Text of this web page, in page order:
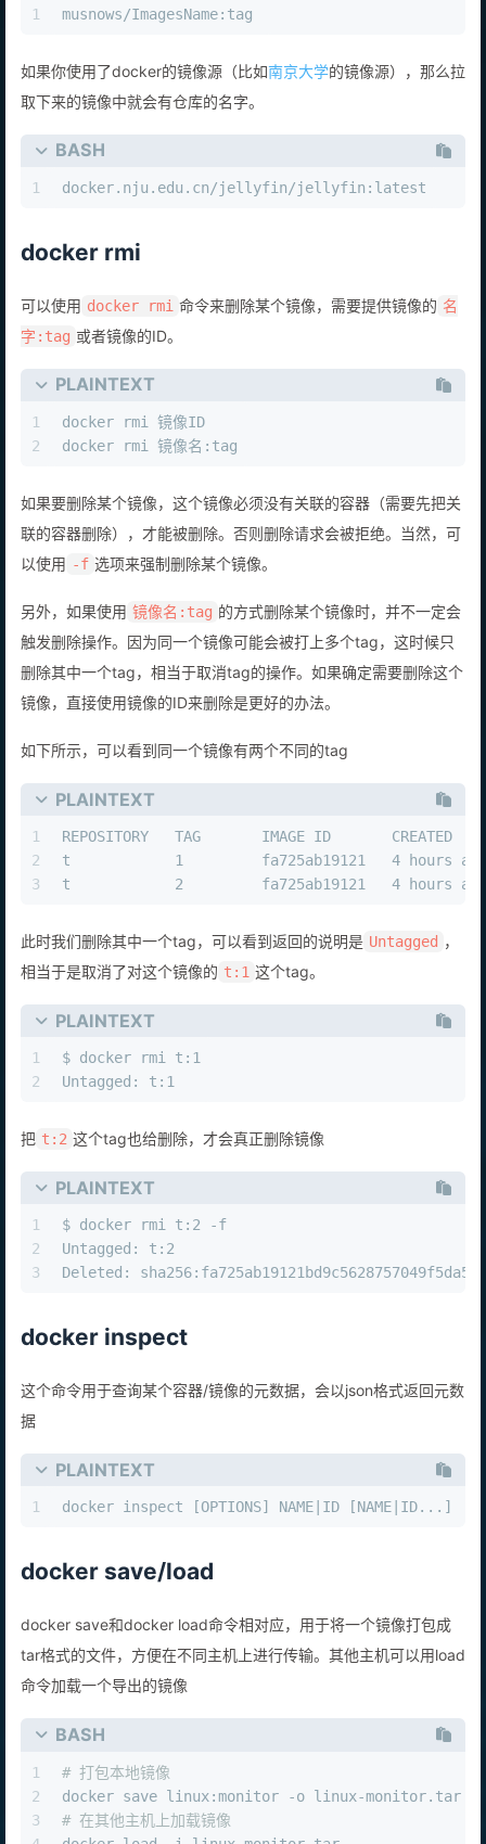
1 musnows/ImagesName:tag
如果你使用了docker的镜像源（比如南京大学的镜像源），那么拉
取下来的镜像中就会有仓库的名字。
BASH
1 docker.nju.edu.cn/jellyfin/jellyfin:latest
docker rmi
可以使用 docker rmi 命令来删除某个镜像，需要提供镜像的 名
字:tag 或者镜像的ID。
PLAINTEXT
1
2
docker rmi 镜像ID
docker rmi 镜像名:tag
如果要删除某个镜像，这个镜像必须没有关联的容器（需要先把关
联的容器删除），才能被删除。否则删除请求会被拒绝。当然，可
以使用 -f 选项来强制删除某个镜像。
另外，如果使用 镜像名:tag 的方式删除某个镜像时，并不一定会
触发删除操作。因为同一个镜像可能会被打上多个tag，这时候只
删除其中一个tag，相当于取消tag的操作。如果确定需要删除这个
镜像，直接使用镜像的ID来删除是更好的办法。
如下所示，可以看到同一个镜像有两个不同的tag
PLAINTEXT
1
2
3
REPOSITORY   TAG       IMAGE ID       CREATED
t            1         fa725ab19121   4 hours ago
t            2         fa725ab19121   4 hours ago
此时我们删除其中一个tag，可以看到返回的说明是 Untagged ，
相当于是取消了对这个镜像的 t:1 这个tag。
PLAINTEXT
1
2
$ docker rmi t:1
Untagged: t:1
把 t:2 这个tag也给删除，才会真正删除镜像
PLAINTEXT
1
2
3
$ docker rmi t:2 -f
Untagged: t:2
Deleted:
docker inspect
这个命令用于查询某个容器/镜像的元数据，会以json格式返回元数
据
PLAINTEXT
1 docker inspect [OPTIONS] NAME|ID [NAME|ID...]
docker save/load
docker save和docker load命令相对应，用于将一个镜像打包成
tar格式的文件，方便在不同主机上进行传输。其他主机可以用load
命令加载一个导出的镜像
BASH
1
2
3
# 打包本地镜像
docker save linux:monitor -o linux-monitor.tar
# 在其他主机上加载镜像